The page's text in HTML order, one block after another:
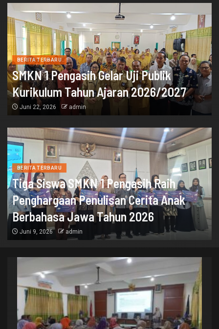
BERITA TERBARU
SMKN 1 Pengasih Gelar Uji Publik
Kurikulum Tahun Ajaran 2026/2027
Juni 22, 2026 admin
BERITA TERBARU
Tiga Siswa SMKN 1 Pengasih Raih
Penghargaan Penulisan Cerita Anak
Berbahasa Jawa Tahun 2026
Juni 9, 2026 admin